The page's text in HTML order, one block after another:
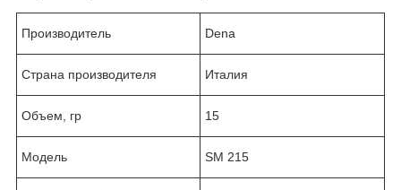
Производитель Dena
Страна производителя Италия
Объем, гр 15
Модель SM 215